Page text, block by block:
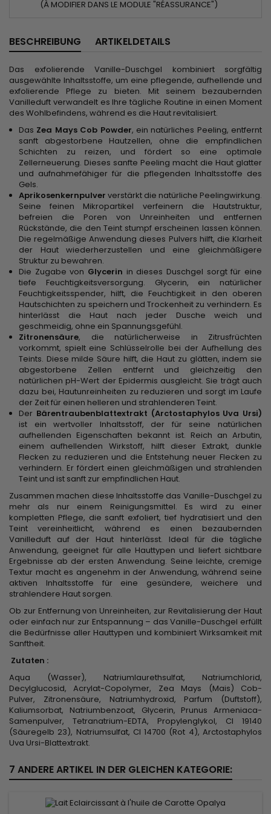
(À MODIFIER DANS LE MODULE "RÉASSURANCE")
BESCHREIBUNG ARTIKELDETAILS
Das exfolierende Vanille-Duschgel kombiniert sorgfältig
ausgewählte Inhaltsstoffe, um eine pflegende, aufhellende und
exfolierende Pflege zu bieten. Mit seinem bezaubernden
Vanilleduft verwandelt es Ihre tägliche Routine in einen Moment
des Wohlbefindens, während es die Haut revitalisiert.
Das Zea Mays Cob Powder, ein natürliches Peeling, entfernt
sanft abgestorbene Hautzellen, ohne die empfindlichen
Schichten zu reizen, und fördert so eine optimale
Zellerneuerung. Dieses sanfte Peeling macht die Haut glatter
und aufnahmefähiger für die pflegenden Inhaltsstoffe des
Gels.
Aprikosenkernpulver verstärkt die natürliche Peelingwirkung.
Seine feinen Mikropartikel verfeinern die Hautstruktur,
befreien die Poren von Unreinheiten und entfernen
Rückstände, die den Teint stumpf erscheinen lassen können.
Die regelmäßige Anwendung dieses Pulvers hilft, die Klarheit
der Haut wiederherzustellen und eine gleichmäßigere
Struktur zu bewahren.
Die Zugabe von Glycerin in dieses Duschgel sorgt für eine
tiefe Feuchtigkeitsversorgung. Glycerin, ein natürlicher
Feuchtigkeitsspender, hilft, die Feuchtigkeit in den oberen
Hautschichten zu speichern und Trockenheit zu verhindern. Es
hinterlässt die Haut nach jeder Dusche weich und
geschmeidig, ohne ein Spannungsgefühl.
Zitronensäure, die natürlicherweise in Zitrusfrüchten
vorkommt, spielt eine Schlüsselrolle bei der Aufhellung des
Teints. Diese milde Säure hilft, die Haut zu glätten, indem sie
abgestorbene Zellen entfernt und gleichzeitig den
natürlichen pH-Wert der Epidermis ausgleicht. Sie trägt auch
dazu bei, Hautunreinheiten zu reduzieren und sorgt im Laufe
der Zeit für einen helleren und strahlenderen Teint.
Der Bärentraubenblattextrakt (Arctostaphylos Uva Ursi)
ist ein wertvoller Inhaltsstoff, der für seine natürlichen
aufhellenden Eigenschaften bekannt ist. Reich an Arbutin,
einem aufhellenden Wirkstoff, hilft dieser Extrakt, dunkle
Flecken zu reduzieren und die Entstehung neuer Flecken zu
verhindern. Er fördert einen gleichmäßigen und strahlenden
Teint und ist sanft zur empfindlichen Haut.
Zusammen machen diese Inhaltsstoffe das Vanille-Duschgel zu
mehr als nur einem Reinigungsmittel. Es wird zu einer
kompletten Pflege, die sanft exfoliert, tief hydratisiert und den
Teint vereinheitlicht, während es einen bezaubernden
Vanilleduft auf der Haut hinterlässt. Ideal für die tägliche
Anwendung, geeignet für alle Hauttypen und liefert sichtbare
Ergebnisse ab der ersten Anwendung. Seine leichte, cremige
Textur macht es angenehm in der Anwendung, während seine
aktiven Inhaltsstoffe für eine gesündere, weichere und
strahlendere Haut sorgen.
Ob zur Entfernung von Unreinheiten, zur Revitalisierung der Haut
oder einfach nur zur Entspannung – das Vanille-Duschgel erfüllt
die Bedürfnisse aller Hauttypen und kombiniert Wirksamkeit mit
Sanftheit.
Zutaten :
Aqua (Wasser), Natriumlaurethsulfat, Natriumchlorid,
Decylglucosid, Acrylat-Copolymer, Zea Mays (Mais) Cob-
Pulver, Zitronensäure, Natriumhydroxid, Parfum (Duftstoff),
Kaliumsorbat, Natriumbenzoat, Glycerin, Prunus Armeniaca-
Samenpulver, Tetranatrium-EDTA, Propylenglykol, CI 19140
(Säuregelb 23), Natriumsulfat, CI 14700 (Rot 4), Arctostaphylos
Uva Ursi-Blattextrakt.
7 ANDERE ARTIKEL IN DER GLEICHEN KATEGORIE: